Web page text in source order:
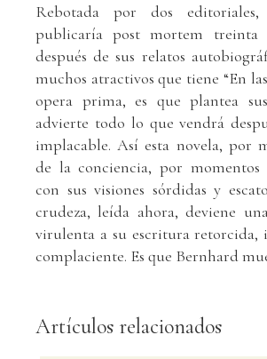
Rebotada por dos
publicaría post mortem treinta
después de sus relatos
muchos atractivos que tiene “En
opera prima, es que plantea
advierte todo lo que vendrá
implacable. Así esta novela, por
de la conciencia, por momentos
con sus visiones sórdidas y
crudeza, leída ahora, deviene
virulenta a su escritura retorcida,
complaciente. Es que Bernhard
Artículos relacionados